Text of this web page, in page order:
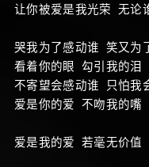
让你被爱是我光荣 无论
哭我为了感动谁 笑又为
看着你的眼 勾引我的泪
不寄望会感动谁 只怕我
爱是你的爱 不吻我的嘴
爱是我的爱 若毫无价值